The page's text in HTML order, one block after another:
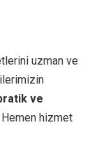
uzman ve
ve
hizmet